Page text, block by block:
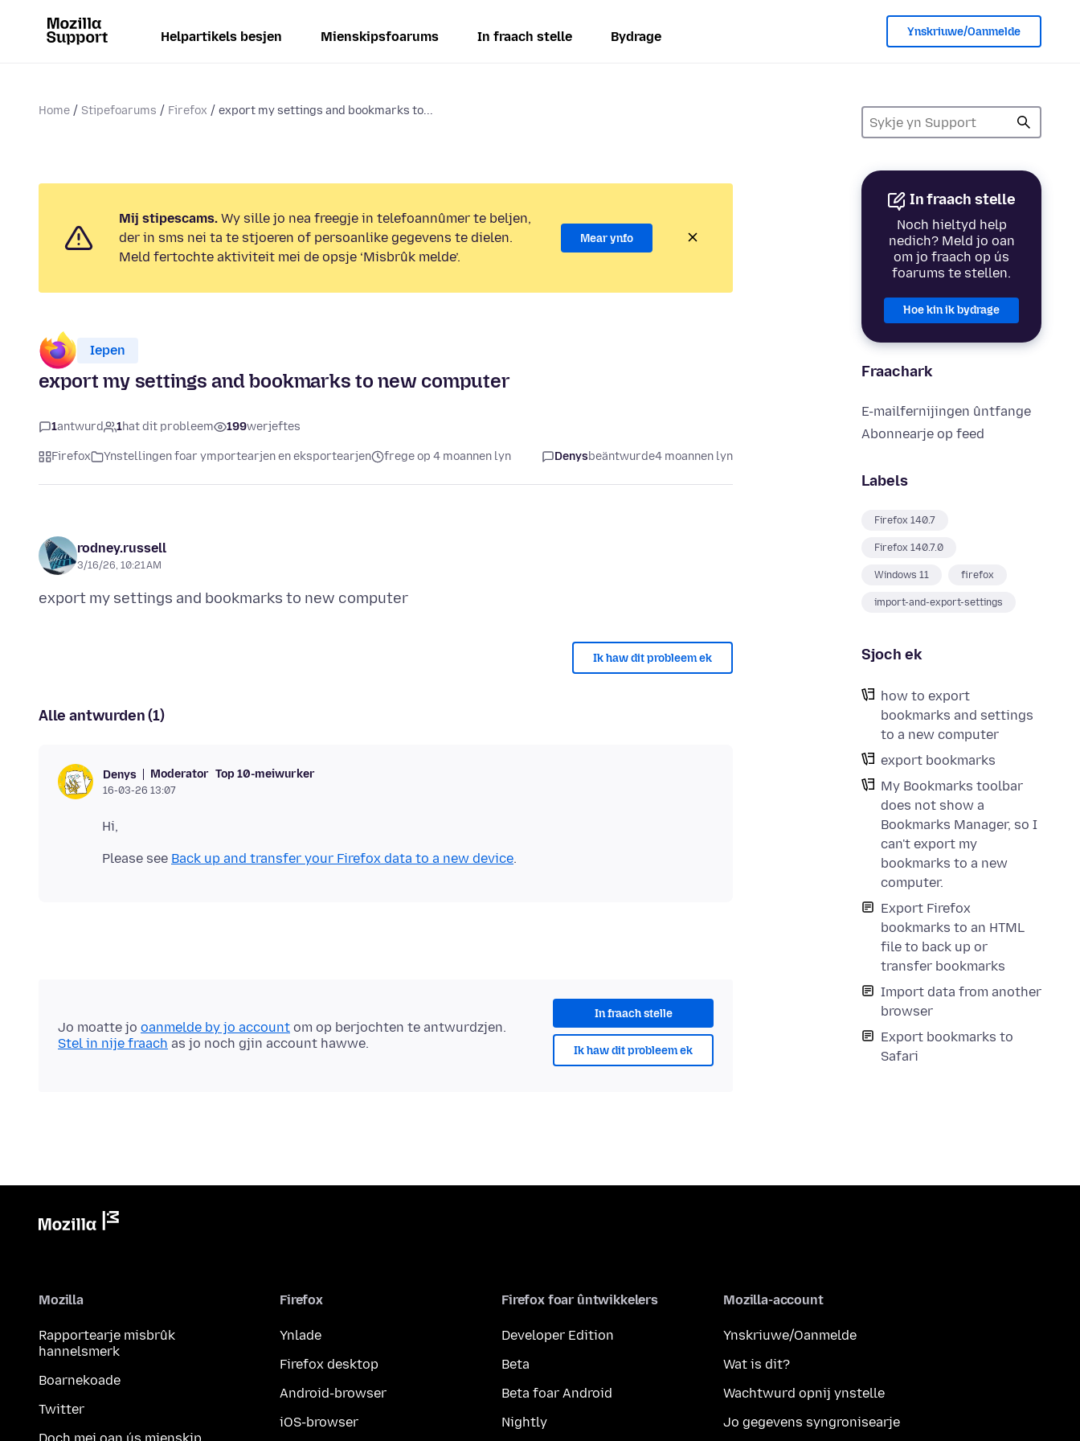
Helpartikels besjen Mienskipsfoarums In fraach stelle Bydrage Ynskriuwe/Oanmelde
Home Stipefoarums Firefox export my settings and bookmarks to...
In fraach stelle
Noch hieltyd help
nedich? Meld jo oan
om jo fraach op ús
foarums te stellen.
Hoe kin ik bydrage
Fraachark
E-mailfernijingen ûntfange
Abonnearje op feed
Labels
Firefox 140.7
Firefox 140.7.0
Windows 11 firefox
import-and-export-settings
Sjoch ek
how to export
bookmarks and settings
to a new computer
export bookmarks
My Bookmarks toolbar
does not show a
Bookmarks Manager, so I
can't export my
bookmarks to a new
computer.
Export Firefox
bookmarks to an HTML
file to back up or
transfer bookmarks
Import data from another
browser
Export bookmarks to
Safari
Mij stipescams. Wy sille jo nea freegje in telefoannûmer te beljen,
der in sms nei ta te stjoeren of persoanlike gegevens te dielen.
Meld fertochte aktiviteit mei de opsje ‘Misbrûk melde’.
Mear ynfo
Iepen
export my settings and bookmarks to new computer
1antwurd 1hat dit probleem 199werjeftes
Firefox Ynstellingen foar ymportearjen en eksportearjen frege op 4 moannen lyn Denysbeäntwurde4 moannen lyn
rodney.russell
3/16/26, 10:21 AM
Ik haw dit probleem ek
Alle antwurden (1)
Denys Moderator Top 10-meiwurker
16-03-26 13:07
Please see Back up and transfer your Firefox data to a new device
In fraach stelle
Ik haw dit probleem ek
Jo moatte jo oanmelde by jo account om op berjochten te antwurdzjen.
Stel in nije fraach as jo noch gjin account hawwe.
Mozilla
Rapportearje misbrûk
hannelsmerk
Boarnekoade
Twitter
Firefox
Ynlade
Firefox desktop
Android-browser
iOS-browser
Firefox foar ûntwikkelers
Developer Edition
Beta
Beta foar Android
Nightly
Mozilla-account
Ynskriuwe/Oanmelde
Wat is dit?
Wachtwurd opnij ynstelle
Jo gegevens syngronisearje